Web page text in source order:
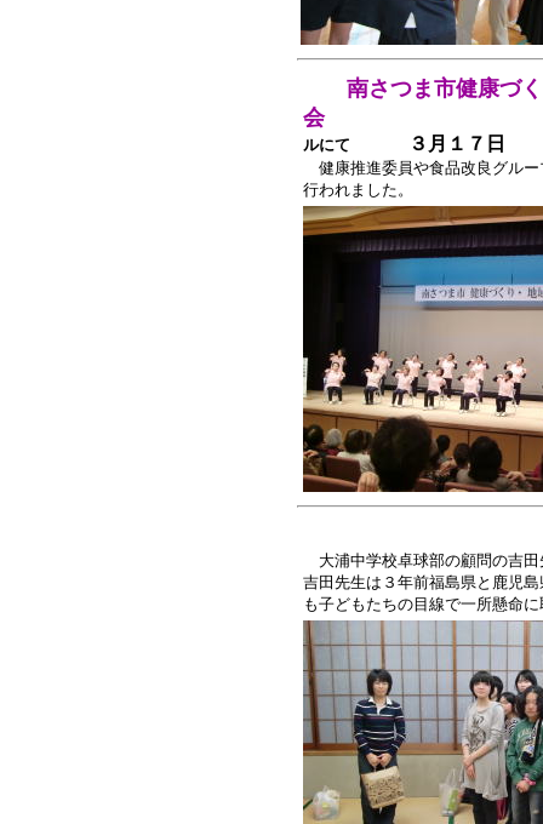
南さつま市健康づく
会
ルにて ３月１７日
健康推進委員や食品改良グルー
行われました。
大浦中学校卓球部の顧問の吉
吉田先生は３年前福島県と鹿児
も子どもたちの目線で一所懸命